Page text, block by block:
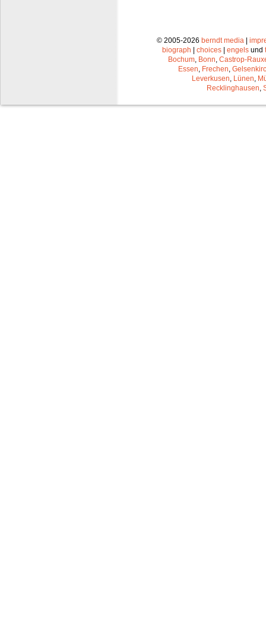
© 2005-2026 berndt media |
biograph | choices | engels und
Bochum Bonn Castrop-
Essen Frechen
Leverkusen Lünen
Recklinghausen